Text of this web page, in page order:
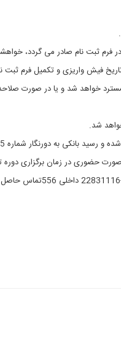
فرم ثبت نام صادر می گردد،
فیش واریزی و تکمیل فرم ثبت
خواهد شد و یا در صورت
شد.
شماره 22833865 و 22289455 و یا پست الکترونیکی
حضوری در زمان برگزاری